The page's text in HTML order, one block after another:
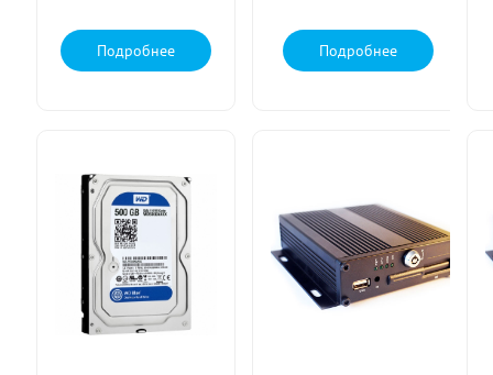
Подробнее Подробнее